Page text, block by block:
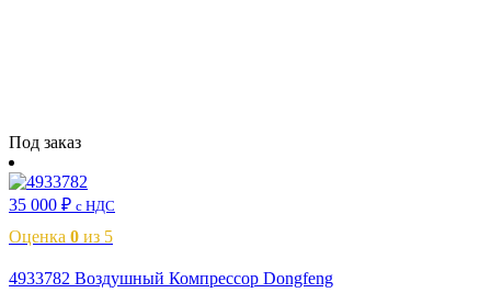
Под заказ
35 000 ₽ с НДС
Оценка 0 из 5
4933782 Воздушный Компрессор Dongfeng